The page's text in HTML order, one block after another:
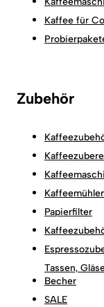
Kaffee für
Zubehör
Papierfilter
Tassen,
Becher
SALE